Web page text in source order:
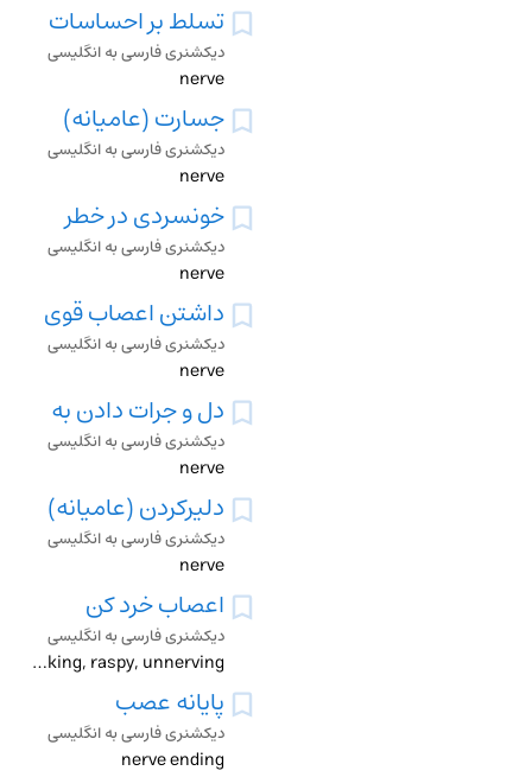
تسلط بر احساسات
دیکشنری فارسی به انگلیسی
nerve
جسارت (عامیانه)
دیکشنری فارسی به انگلیسی
nerve
خونسردی در خطر
دیکشنری فارسی به انگلیسی
nerve
داشتن اعصاب قوی
دیکشنری فارسی به انگلیسی
nerve
دل و جرات دادن به
دیکشنری فارسی به انگلیسی
nerve
دلیرکردن (عامیانه)
دیکشنری فارسی به انگلیسی
nerve
اعصاب خرد کن
دیکشنری فارسی به انگلیسی
nerve-racking, nerve-wracking, raspy, unnerving
پایانه عصب
دیکشنری فارسی به انگلیسی
nerve ending